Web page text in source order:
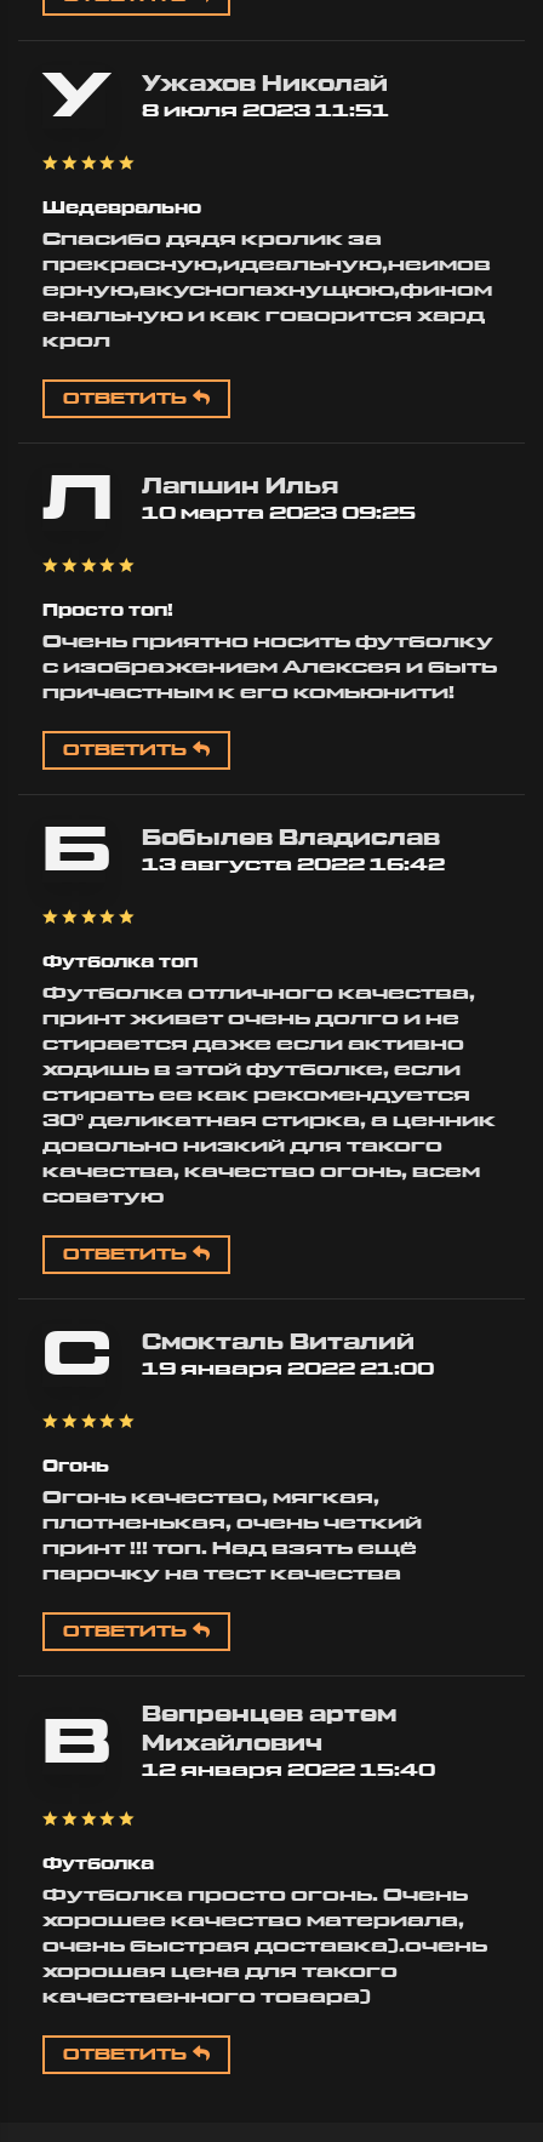
У Ужахов Николай
8 июля 2023 11:51
Шедеврально
Спасибо дядя кролик за
прекрасную,идеальную,неимов
ерную,вкуснопахнущюю,фином
енальную и как говорится хард
крол
ОТВЕТИТЬ
Л Лапшин Илья
10 марта 2023 09:25
Просто топ!
Очень приятно носить футболку
с изображением Алексея и быть
причастным к его комьюнити!
ОТВЕТИТЬ
Б Бобылев Владислав
13 августа 2022 16:42
Футболка топ
Футболка отличного качества,
принт живет очень долго и не
стирается даже если активно
ходишь в этой футболке, если
стирать ее как рекомендуется
30° деликатная стирка, а ценник
довольно низкий для такого
качества, качество огонь, всем
советую
ОТВЕТИТЬ
С Смокталь Виталий
19 января 2022 21:00
Огонь
Огонь качество, мягкая,
плотненькая, очень четкий
принт !!! топ. Над взять ещё
парочку на тест качества
ОТВЕТИТЬ
В
Вепренцев артем
Михайлович
12 января 2022 15:40
Футболка
Футболка просто огонь. Очень
хорошее качество материала,
очень быстрая доставка).очень
хорошая цена для такого
качественного товара)
ОТВЕТИТЬ